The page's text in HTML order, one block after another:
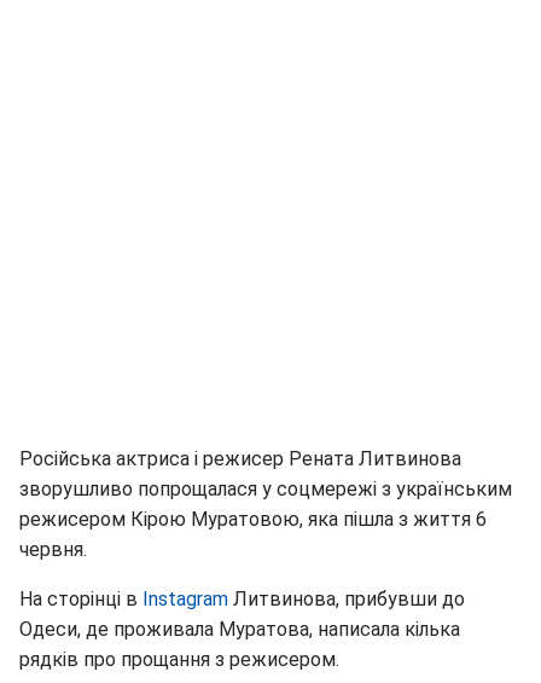
Російська актриса і режисер Рената Литвинова
зворушливо попрощалася у соцмережі з українським
режисером Кірою Муратовою, яка пішла з життя 6
червня.
На сторінці в Instagram Литвинова, прибувши до
Одеси, де проживала Муратова, написала кілька
рядків про прощання з режисером.